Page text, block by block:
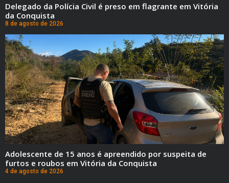
Delegado da Polícia Civil é preso em flagrante em Vitória
da Conquista
8 de agosto de 2026
Adolescente de 15 anos é apreendido por suspeita de
furtos e roubos em Vitória da Conquista
4 de agosto de 2026